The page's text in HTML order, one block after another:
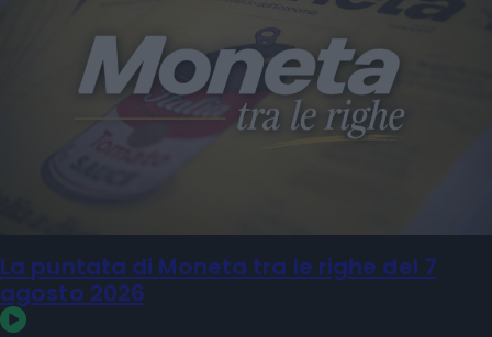
La puntata di Moneta tra le righe del 7
agosto 2026